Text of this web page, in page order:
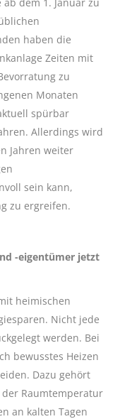
haben die
Zeiten mit
zu
Monaten
spürbar
Allerdings wird
Jahren weiter
sein kann,
zu ergreifen.
-eigentümer jetzt
heimischen
Nicht jede
werden. Bei
bewusstes Heizen
Dazu gehört
Raumtemperatur
an kalten Tagen